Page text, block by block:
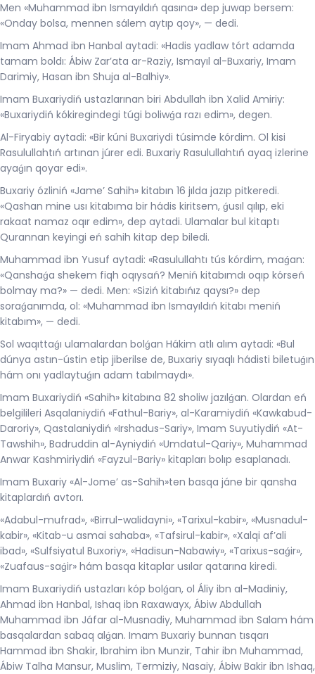
Men «Muhammad ibn Ismayıldıń qasına» dep juwap bersem:
«Onday bolsa, mennen sálem aytıp qoy», — dedi.
Imam Ahmad ibn Hanbal aytadi: «Hadis yadlaw tórt adamda
tamam boldı: Ábiw Zar’ata ar-Raziy, Ismayıl al-Buxariy, Imam
Darimiy, Hasan ibn Shuja al-Balhiy».
Imam Buxariydiń ustazlarınan biri Abdullah ibn Xalid Amiriy:
«Buxariydiń kókiregindegi túgi boliwǵa razı edim», degen.
Al-Firyabiy aytadi: «Bir kúni Buxariydi túsimde kórdim. Ol kisi
Rasulullahtıń artınan júrer edi. Buxariy Rasulullahtıń ayaq izlerine
ayaǵın qoyar edi».
Buxariy ózliniń «Jame’ Sahih» kitabın 16 jılda jazıp pitkeredi.
«Qashan mine usı kitabıma bir hádis kiritsem, ǵusıl qılıp, eki
rakaat namaz oqır edim», dep aytadi. Ulamalar bul kitaptı
Qurannan keyingi eń sahih kitap dep biledi.
Muhammad ibn Yusuf aytadi: «Rasulullahtı tús kórdim, maǵan:
«Qanshaǵa shekem fiqh oqıysań? Meniń kitabımdı oqıp kórseń
bolmay ma?» — dedi. Men: «Siziń kitabıńız qaysı?» dep
soraǵanımda, ol: «Muhammad ibn Ismayıldıń kitabı meniń
kitabım», — dedi.
Sol waqıttaǵı ulamalardan bolǵan Hákim atlı alım aytadi: «Bul
dúnya astın-ústin etip jiberilse de, Buxariy sıyaqlı hádisti biletuǵın
hám onı yadlaytuǵın adam tabılmaydı».
Imam Buxariydiń «Sahih» kitabına 82 sholiw jazılǵan. Olardan eń
belgilileri Asqalaniydiń «Fathul-Bariy», al-Karamiydiń «Kawkabud-
Daroriy», Qastalaniydiń «Irshadus-Sariy», Imam Suyutiydiń «At-
Tawshih», Badruddin al-Ayniydiń «Umdatul-Qariy», Muhammad
Anwar Kashmiriydiń «Fayzul-Bariy» kitapları bolıp esaplanadı.
Imam Buxariy «Al-Jome’ as-Sahih»ten basqa jáne bir qansha
kitaplardıń avtorı.
«Adabul-mufrad», «Birrul-walidayni», «Tarixul-kabir», «Musnadul-
kabir», «Kitab-u asmai sahaba», «Tafsirul-kabir», «Xalqi af’ali
ibad», «Sulfsiyatul Buxoriy», «Hadisun-Nabawiy», «Tarixus-saǵir»,
«Zuafaus-saǵir» hám basqa kitaplar usılar qatarına kiredi.
Imam Buxariydiń ustazları kóp bolǵan, ol Áliy ibn al-Madiniy,
Ahmad ibn Hanbal, Ishaq ibn Raxawayx, Ábiw Abdullah
Muhammad ibn Jáfar al-Musnadiy, Muhammad ibn Salam hám
basqalardan sabaq alǵan. Imam Buxariy bunnan tısqarı
Hammad ibn Shakir, Ibrahim ibn Munzir, Tahir ibn Muhammad,
Ábiw Talha Mansur, Muslim, Termiziy, Nasaiy, Ábiw Bakir ibn Ishaq,